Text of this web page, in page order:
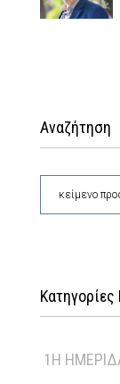
Αναζήτηση
1Η